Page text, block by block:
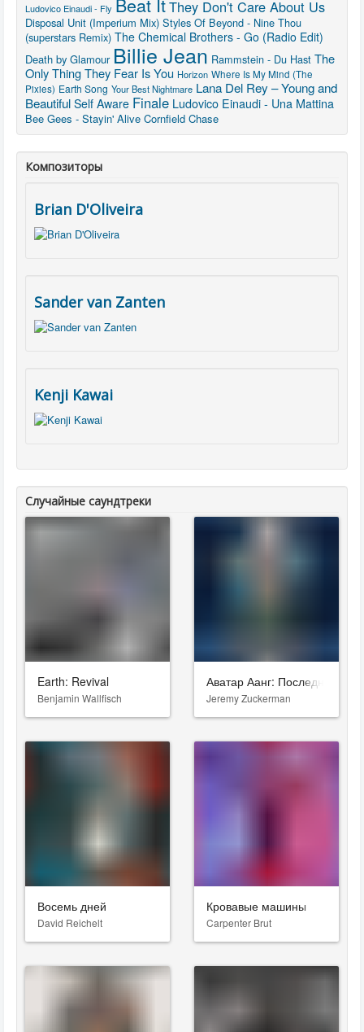
Ludovico Einaudi - Fly They Don't Care About Us
Disposal Unit (Imperium Mix) Styles Of Beyond - Nine Thou
(superstars Remix) The Chemical Brothers - Go (Radio Edit)
Death by Glamour Billie Jean Rammstein - Du Hast The
Only Thing They Fear Is You Horizon Where Is My Mind (The
Pixies) Earth Song Your Best Nightmare Lana Del Rey – Young and
Beautiful Self Aware Finale Ludovico Einaudi - Una Mattina
Bee Gees - Stayin' Alive Cornfield Chase
Композиторы
Brian D'Oliveira
Sander van Zanten
Kenji Kawai
Случайные саундтреки
Earth: Revival
Benjamin Wallfisch
Аватар Аанг: Последний маг
Jeremy Zuckerman
Восемь дней
David Reichelt
Кровавые машины
Carpenter Brut